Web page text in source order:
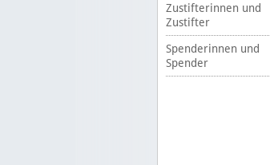
Zustifterinnen und
Zustifter
Spenderinnen und
Spender